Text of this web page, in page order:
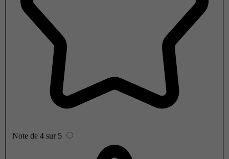
Note de 4 sur 5